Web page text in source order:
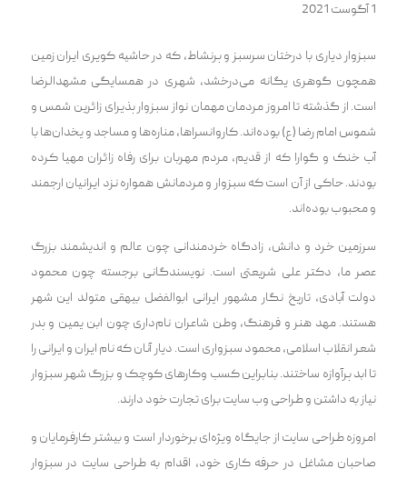
1 آگوست 2021
سبزوار دیاری با درختان سرسبز و پرنشاط، که در حاشیه کویری ایران زمین
همچون گوهری یگانه می‌درخشد، شهری در همسایگی مشهدالرضا
است. از گذشته تا امروز مردمان مهمان نواز سبزوار پذیرای زائرین شمس و
شموس امام رضا (ع) بوده‌اند. کاروانسراها، مناره‌ها و مساجد و یخدان‌ها با
آب خنک و گوارا که از قدیم، مردم مهربان برای رفاه زائران مهیا کرده
بودند. حاکی از آن است که سبزوار و مردمانش همواره نزد ایرانیان ارجمند
و محبوب بوده‌اند.
سرزمین خرد و دانش، زادگاه خردمندانی چون عالم و اندیشمند بزرگ
عصر ما، دکتر علی شریعتی است. نویسندگانی برجسته چون محمود
دولت آبادی، تاریخ نگار مشهور ایرانی ابوالفضل بیهقی متولد این شهر
هستند. مهد هنر و فرهنگ، وطن شاعران نام‌داری چون ابن یمین و پدر
شعر انقلاب اسلامی، محمود سبزواری است. دیار آنان که نام ایران و ایرانی را
تا ابد پرآوازه ساختند. بنابراین کسب وکارهای کوچک و بزرگ شهر سبزوار
نیاز به داشتن و طراحی وب سایت برای تجارت خود دارند.
امروزه طراحی سایت از جایگاه ویژه‌ای برخوردار است و بیشتر کارفرمایان و
صاحبان مشاغل در حرفه کاری خود، اقدام به طراحی سایت در سبزوار